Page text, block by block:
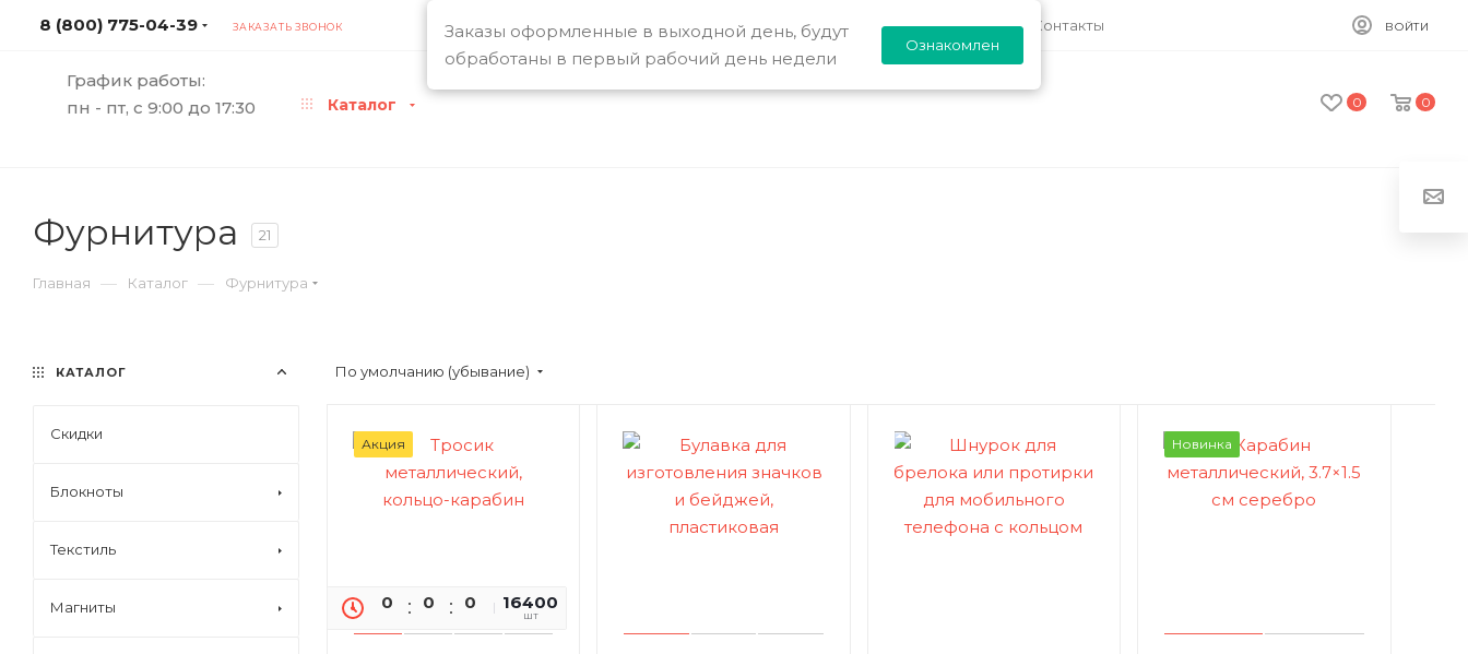
8 (800) 775-04-39 ЗАКАЗАТЬ ЗВОНОК Акции Новости Как купить Компания Контакты ВОЙТИ
График работы:
пн - пт, с 9:00 до 17:30
Каталог 0 0
Фурнитура 21
Главная — Каталог — Фурнитура
По умолчанию (убывание)
Акция
0 0 0 0
16400
шт
Новинка
КАТАЛОГ
Скидки
Блокноты
Текстиль
Магниты
Заказы оформленные в выходной день, будут
обработаны в первый рабочий день недели
Ознакомлен